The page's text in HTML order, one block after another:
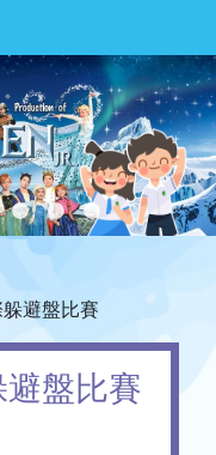
避盤比賽
盤比賽